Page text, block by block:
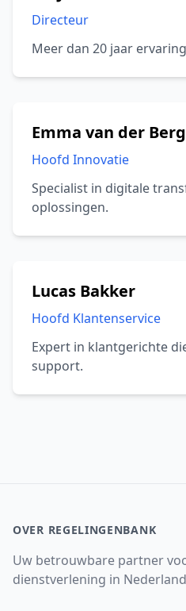
Directeur
Meer dan 20 jaar
Emma van der Berg
Hoofd Innovatie
Specialist in digitale
oplossingen.
Lucas Bakker
Hoofd Klantenservice
Expert in klantgerichte
support.
OVER REGELINGENBANK
Uw betrouwbare partner
dienstverlening in